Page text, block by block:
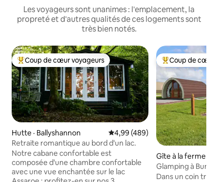
Les voyageurs sont unanimes : l'emplacement, la
propreté et d'autres qualités de ces logements sont
très bien notés.
Coup de cœur voyageurs parmi les plus aimés
Coup de cœur voyageurs
Hutte · Ballyshannon Note moyenne de 4,99 sur 5,
4,99 (489)
Retraite romantique au bord d'un lac.
Notre cabane confortable est
composée d'une chambre confortable
avec une vue enchantée sur le lac
Coup de cœur
Coup de cœur
Gîte à la ferme ·
Glamping à
mer
Dans un coin